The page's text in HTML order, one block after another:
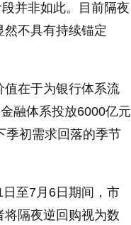
并非如此。目前隔夜
不具有持续锚定
在于为银行体系流
融体系投放6000亿元
季初需求回落的季节
至7月6日期间，市
隔夜逆回购视为数